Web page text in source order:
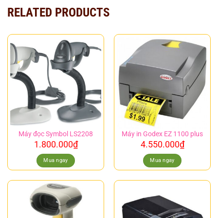
RELATED PRODUCTS
Máy đọc Symbol LS2208
1.800.000₫
Mua ngay
Máy in Godex EZ 1100 plus
4.550.000₫
Mua ngay